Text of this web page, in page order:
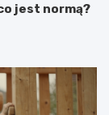
jest normą?